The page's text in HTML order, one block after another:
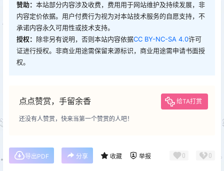
赞助： 本站部分内容涉及收费，费用用于网站维护及持续发展，非
内容定价依据。用户付费行为视为对本站技术服务的自愿支持，不
承诺内容永久可用性或技术支持。
授权： 除非另有说明，否则本站内容依据CC BY-NC-SA 4.0许可
证进行授权。非商业用途需保留来源标识，商业用途需申请书面授
权。
点点赞赏，手留余香 给TA打赏
还没有人赞赏，快来当第一个赞赏的人吧！
导出PDF 分享 收藏 举报 0 0